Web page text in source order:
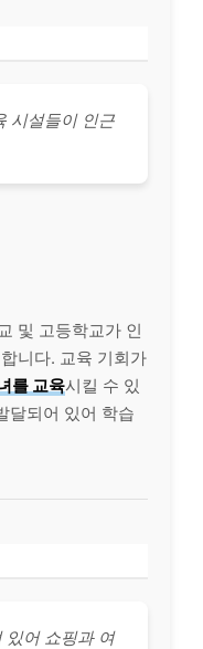
시설들이 인근
및 고등학교가 인
니다. 교육 기회가
를 교육시킬 수 있
달되어 있어 학습
있어 쇼핑과 여